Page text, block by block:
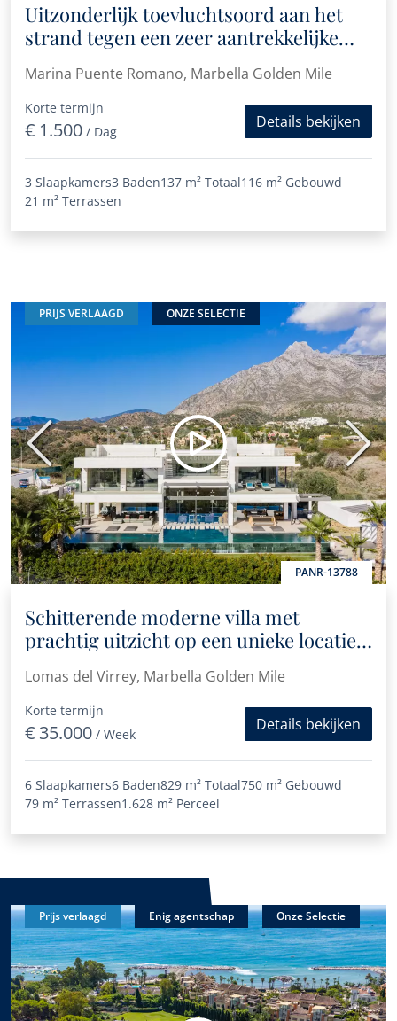
Uitzonderlijk toevluchtsoord aan het
strand tegen een zeer aantrekkelijke
prijs in Marina Puente Romano, een
absolute toplocatie aan de Golden Mile
Marina Puente Romano, Marbella Golden Mile
Korte termijn
€ 1.500 / Dag
Details bekijken
3 Slaapkamers3 Baden137 m² Totaal116 m² Gebouwd
21 m² Terrassen
PRIJS VERLAAGD ONZE SELECTIE
PANR-13788
Vorige
Schitterende moderne villa met
prachtig uitzicht op een unieke locatie
aan de Golden Mile
Lomas del Virrey, Marbella Golden Mile
Korte termijn
€ 35.000 / Week
Details bekijken
6 Slaapkamers6 Baden829 m² Totaal750 m² Gebouwd
79 m² Terrassen1.628 m² Perceel
Prijs verlaagd Enig agentschap Onze Selectie